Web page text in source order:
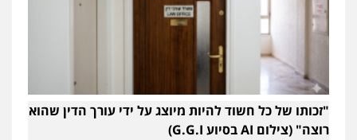
"זכותו של כל חשוד להיות מיוצג על ידי עורך הדין שהוא
רוצה" (צילום AI בסיוע G.G.I)